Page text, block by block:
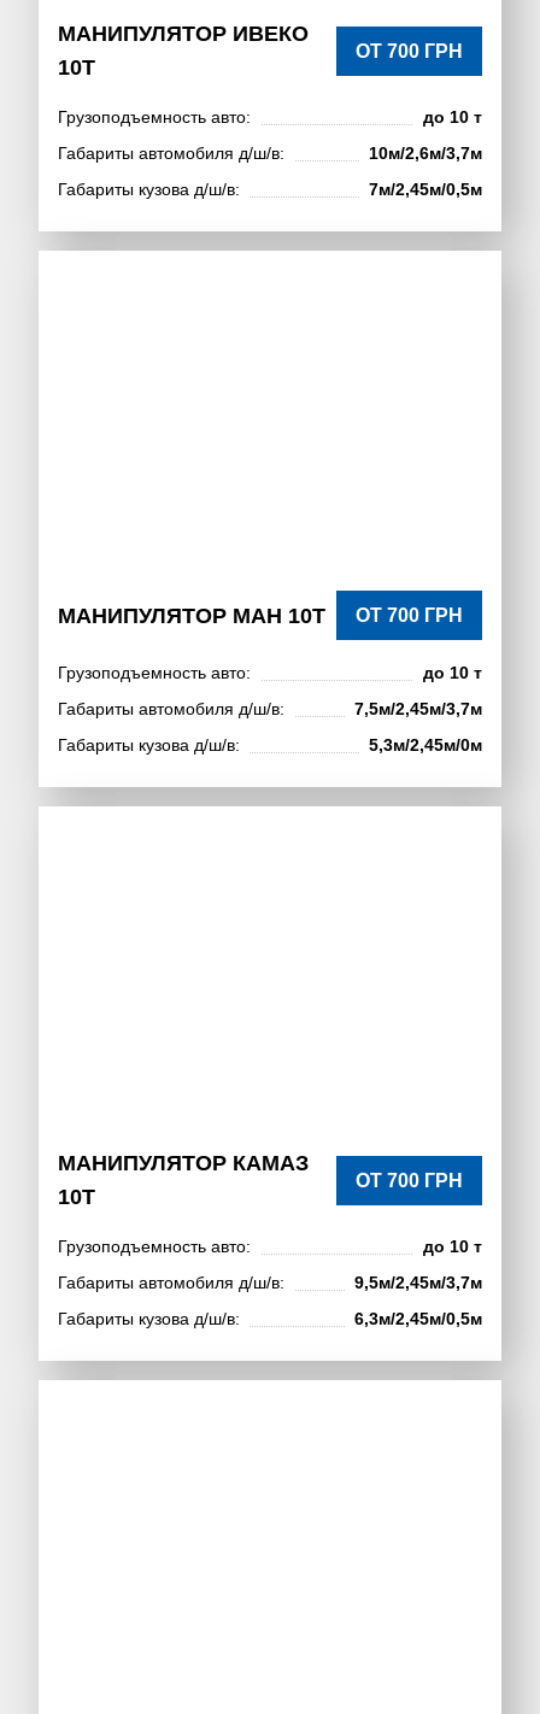
МАНИПУЛЯТОР ИВЕКО
10Т
ОТ 700 ГРН
Грузоподъемность авто:
до 10 т
Габариты автомобиля д/ш/в:
10м/2,6м/3,7м
Габариты кузова д/ш/в:
7м/2,45м/0,5м
МАНИПУЛЯТОР МАН 10Т ОТ 700 ГРН
Грузоподъемность авто:
до 10 т
Габариты автомобиля д/ш/в:
7,5м/2,45м/3,7м
Габариты кузова д/ш/в:
5,3м/2,45м/0м
МАНИПУЛЯТОР КАМАЗ
10Т
ОТ 700 ГРН
Грузоподъемность авто:
до 10 т
Габариты автомобиля д/ш/в:
9,5м/2,45м/3,7м
Габариты кузова д/ш/в:
6,3м/2,45м/0,5м